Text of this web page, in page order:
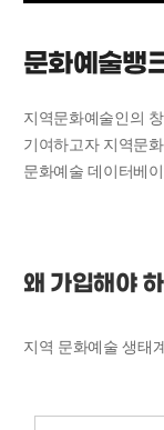
문화예술뱅
지역문화예술인의
기여하고자 지역문
문화예술 데이터베
왜 가입해야
지역 문화예술 생태